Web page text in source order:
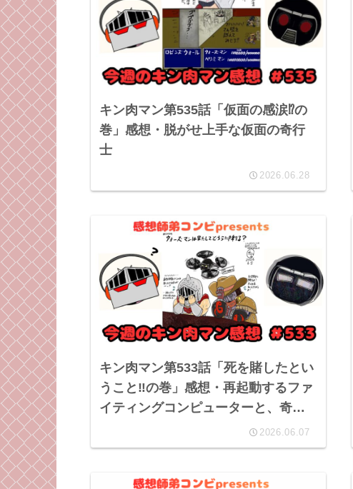
キン肉マン第535話「仮面の感涙⁉︎の
巻」感想・脱がせ上手な仮面の奇行
士
2026.06.28
キン肉マン第533話「死を賭したとい
うこと‼︎の巻」感想・再起動するファ
イティングコンピューターと、奇行
2026.06.07